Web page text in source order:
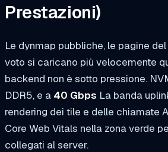
Prestazioni)
Le dynmap pubbliche, le pagine
voto si caricano più velocemente
backend non è sotto pressione.
DDR5, e a 40 Gbps La banda
rendering dei tile e delle chiamate
Core Web Vitals nella zona verde
collegati al server.